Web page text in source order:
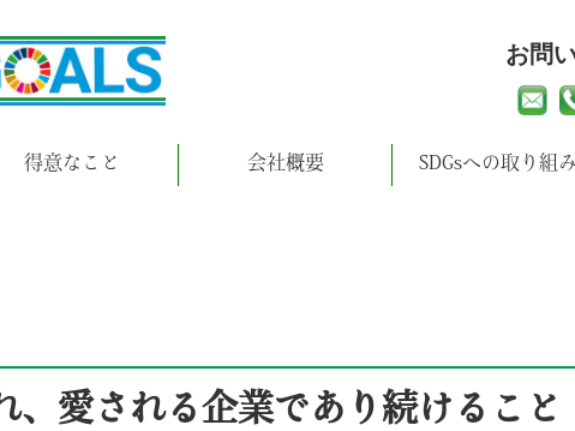
お問
得意なこと 会社概要 SDGsへの取り組み
、愛される企業であり続けること